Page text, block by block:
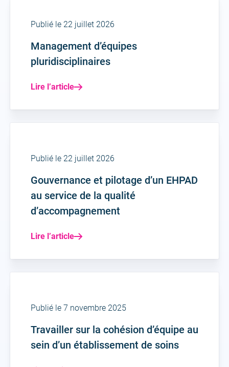
Publié le 22 juillet 2026
Management d’équipes
pluridisciplinaires
Lire l’article
Publié le 22 juillet 2026
Gouvernance et pilotage d’un EHPAD
au service de la qualité
d’accompagnement
Lire l’article
Publié le 7 novembre 2025
Travailler sur la cohésion d’équipe au
sein d’un établissement de soins